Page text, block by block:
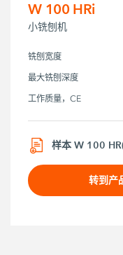
W 100 HRi
小铣刨机
铣刨宽度
最大铣刨深度
工作质量，CE
样本 W 100
转到产